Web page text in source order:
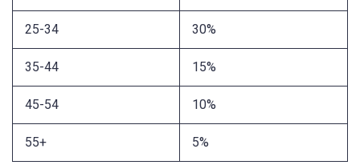
25-34 30%
35-44 15%
45-54 10%
55+ 5%